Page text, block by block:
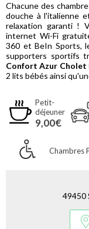
Chacune des
douche à l'italienne
relaxation garanti !
internet Wi-Fi
360 et BeIn Sports,
supporters sportifs
Confort Azur Cholet
2 lits bébés ainsi
Petit-
déjeuner
9,00€
Chambres
49450